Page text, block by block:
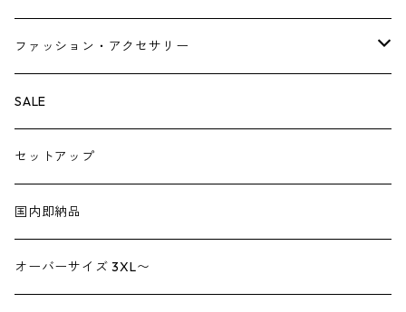
ベスト・ジレ
レギンス
ペチパンツ
サロペット
ジャンプスーツ
デニム
ファッション・アクセサリー
バック
トートバック
ショルダーバック
シューズ
ブーツ
パンプス
帽子
ヘアーアクセサリー
SALE
セットアップ
国内即納品
オーバーサイズ 3XL〜